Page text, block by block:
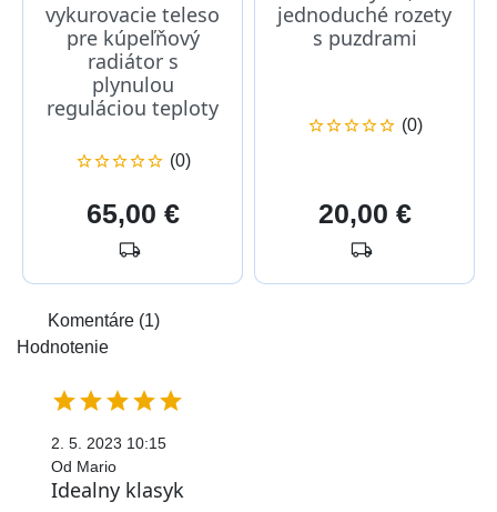
vykurovacie teleso
pre kúpeľňový
radiátor s
plynulou
reguláciou teploty
 (0)
Cena
65,00 €
local_shipping
jednoduché rozety
s puzdrami
 (0)
Cena
20,00 €
local_shipping
Komentáre (1)
Hodnotenie

2. 5. 2023 10:15
Od Mario
Idealny klasyk